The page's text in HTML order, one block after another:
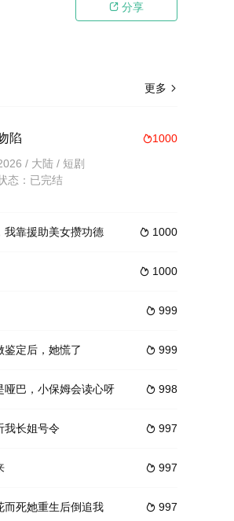
 分享
更多 
1000
陷
/ 大陆 / 短剧
态：已完结
 1000
我靠援助美女攒功德
 1000
 999
 999
鉴定后，她慌了
 998
哑巴，小保姆会读心呀
 997
我长姐号令
 997
 997
而死她重生后倒追我